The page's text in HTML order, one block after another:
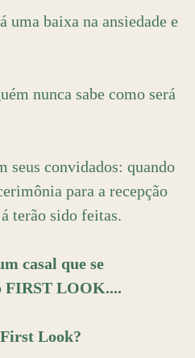
uma baixa na ansiedade e
nunca sabe como será
seus convidados: quando
para a recepção
terão sido feitas.
casal que se
FIRST LOOK....
Look?